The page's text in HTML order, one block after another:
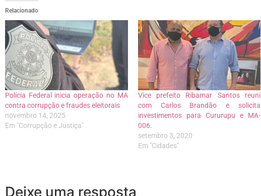
Relacionado
Polícia Federal inicia operação no MA
contra corrupção e fraudes eleitorais
novembro 14, 2025
Em "Corrupção e Justiça"
Vice prefeito Ribamar Santos reuni
com Carlos Brandão e solicita
investimentos para Cururupu e MA-
006.
setembro 3, 2020
Em "Cidades"
Deixe uma resposta